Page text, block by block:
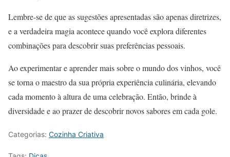
Lembre-se de que as sugestões apresentadas são apenas diretrizes,
e a verdadeira magia acontece quando você explora diferentes
combinações para descobrir suas preferências pessoais.
Ao experimentar e aprender mais sobre o mundo dos vinhos, você
se torna o maestro da sua própria experiência culinária, elevando
cada momento à altura de uma celebração. Então, brinde à
diversidade e ao prazer de descobrir novos sabores em cada gole.
Categorias: Cozinha Criativa